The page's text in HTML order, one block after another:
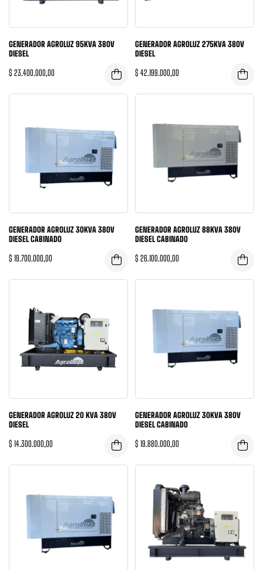
GENERADOR AGROLUZ 95KVA 380V
DIESEL
$ 23.400.000,00
GENERADOR AGROLUZ 275KVA 380V
DIESEL
$ 42.199.000,00
GENERADOR AGROLUZ 30KVA 380V
DIESEL CABINADO
$ 19.700.000,00
GENERADOR AGROLUZ 88KVA 380V
DIESEL CABINADO
$ 26.100.000,00
GENERADOR AGROLUZ 20 KVA 380V
DIESEL
$ 14.300.000,00
GENERADOR AGROLUZ 30KVA 380V
DIESEL CABINADO
$ 19.880.000,00